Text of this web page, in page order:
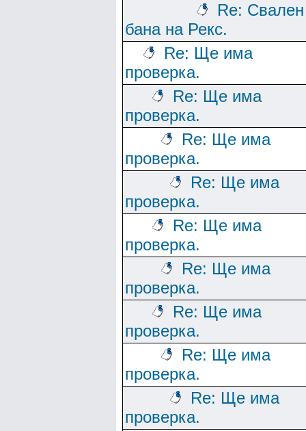
Re:
бана на Рекс.
Re: Ще има
проверка.
Re: Ще има
проверка.
Re: Ще има
проверка.
Re: Ще има
проверка.
Re: Ще има
проверка.
Re: Ще има
проверка.
Re: Ще има
проверка.
Re: Ще има
проверка.
Re: Ще има
проверка.